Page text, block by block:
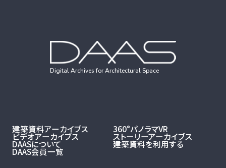
Digital Archives for Architectural Space
建築資料アーカイブス 360°パノラマVR
ビデオアーカイブス ストーリーアーカイブス
DAASについて 建築資料を利用する
DAAS会員一覧